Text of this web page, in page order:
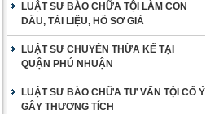
LUẬT SƯ BÀO CHỮA TỘI LÀM CON
DẤU, TÀI LIỆU, HỒ SƠ GIẢ
LUẬT SƯ CHUYÊN THỪA KẾ TẠI
QUẬN PHÚ NHUẬN
LUẬT SƯ BÀO CHỮA TƯ VẤN TỘI CỐ Ý
GÂY THƯƠNG TÍCH